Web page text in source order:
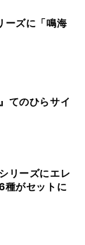
ーズに「鳴海
てのひらサイ
リーズにエレ
種がセットに